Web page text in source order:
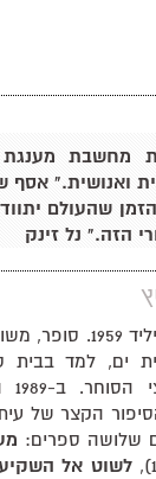
מחשבת
ואנושית." אסף
שהעולם
הזה." נל זינק
אבנר שץ יליד
ים, למד בבית
הקצר של
שלושה ספרים:
לשוט אל